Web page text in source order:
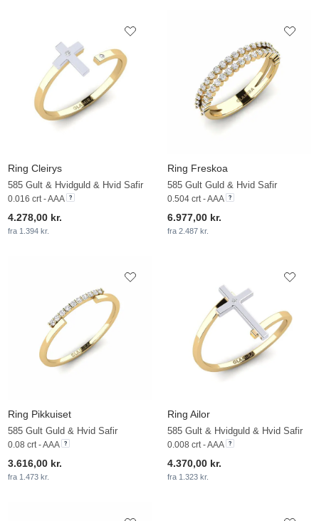
Ring Cleirys
585 Gult & Hvidguld & Hvid Safir
0.016 crt - AAA
4.278,00 kr.
fra 1.394 kr.
Ring Freskoa
585 Gult Guld & Hvid Safir
0.504 crt - AAA
6.977,00 kr.
fra 2.487 kr.
Ring Pikkuiset
585 Gult Guld & Hvid Safir
0.08 crt - AAA
3.616,00 kr.
fra 1.473 kr.
Ring Ailor
585 Gult & Hvidguld & Hvid Safir
0.008 crt - AAA
4.370,00 kr.
fra 1.323 kr.